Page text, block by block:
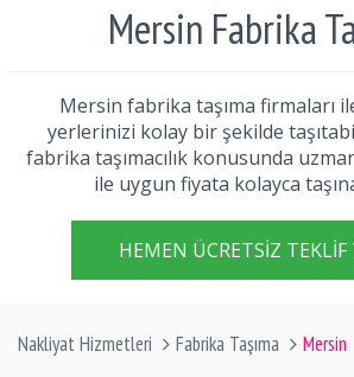
Mersin Fabrika
Mersin fabrika taşıma firmaları
yerlerinizi kolay bir şekilde
fabrika taşımacılık konusunda
ile uygun fiyata kolayca
HEMEN ÜCRETSIZ
Nakliyat Hizmetleri Fabrika Taşıma Mersin